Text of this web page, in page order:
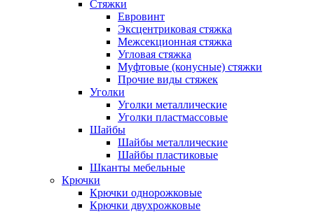
Стяжки
Евровинт
Эксцентриковая стяжка
Межсекционная стяжка
Угловая стяжка
Муфтовые (конусные) стяжки
Прочие виды стяжек
Уголки
Уголки металлические
Уголки пластмассовые
Шайбы
Шайбы металлические
Шайбы пластиковые
Шканты мебельные
Крючки
Крючки однорожковые
Крючки двухрожковые